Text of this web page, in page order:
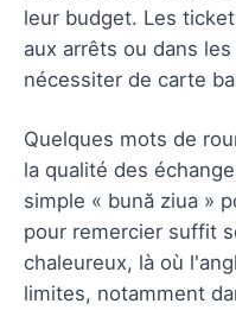
leur budget. Les
aux arrêts ou dans
nécessiter de carte
Quelques mots de
la qualité des
simple « bună ziua »
pour remercier suffit
chaleureux, là où
limites, notamment